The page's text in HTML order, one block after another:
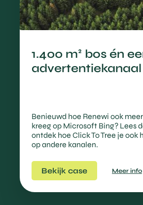
1.400 m² bos én
advertentiekanaal
Benieuwd hoe Renewi ook
kreeg op Microsoft Bing? Lees
ontdek hoe Click To Tree je ook
op andere kanalen.
Bekijk case Meer info